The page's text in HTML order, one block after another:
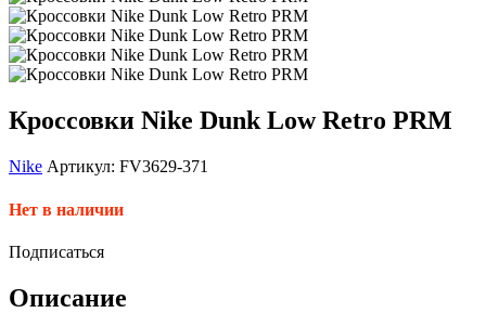
Кроссовки Nike Dunk Low Retro PRM
Nike Артикул: FV3629-371
Нет в наличии
Подписаться
Описание